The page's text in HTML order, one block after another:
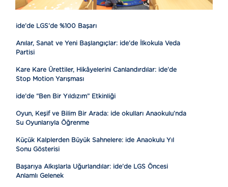
ide’de LGS’de %100 Başarı
Anılar, Sanat ve Yeni Başlangıçlar: ide’de İlkokula Veda
Partisi
Kare Kare Ürettiler, Hikâyelerini Canlandırdılar: ide’de
Stop Motion Yarışması
ide’de “Ben Bir Yıldızım” Etkinliği
Oyun, Keşif ve Bilim Bir Arada: ide okulları Anaokulu’nda
Su Oyunlarıyla Öğrenme
Küçük Kalplerden Büyük Sahnelere: ide Anaokulu Yıl
Sonu Gösterisi
Başarıya Alkışlarla Uğurlandılar: ide’de LGS Öncesi
Anlamlı Gelenek